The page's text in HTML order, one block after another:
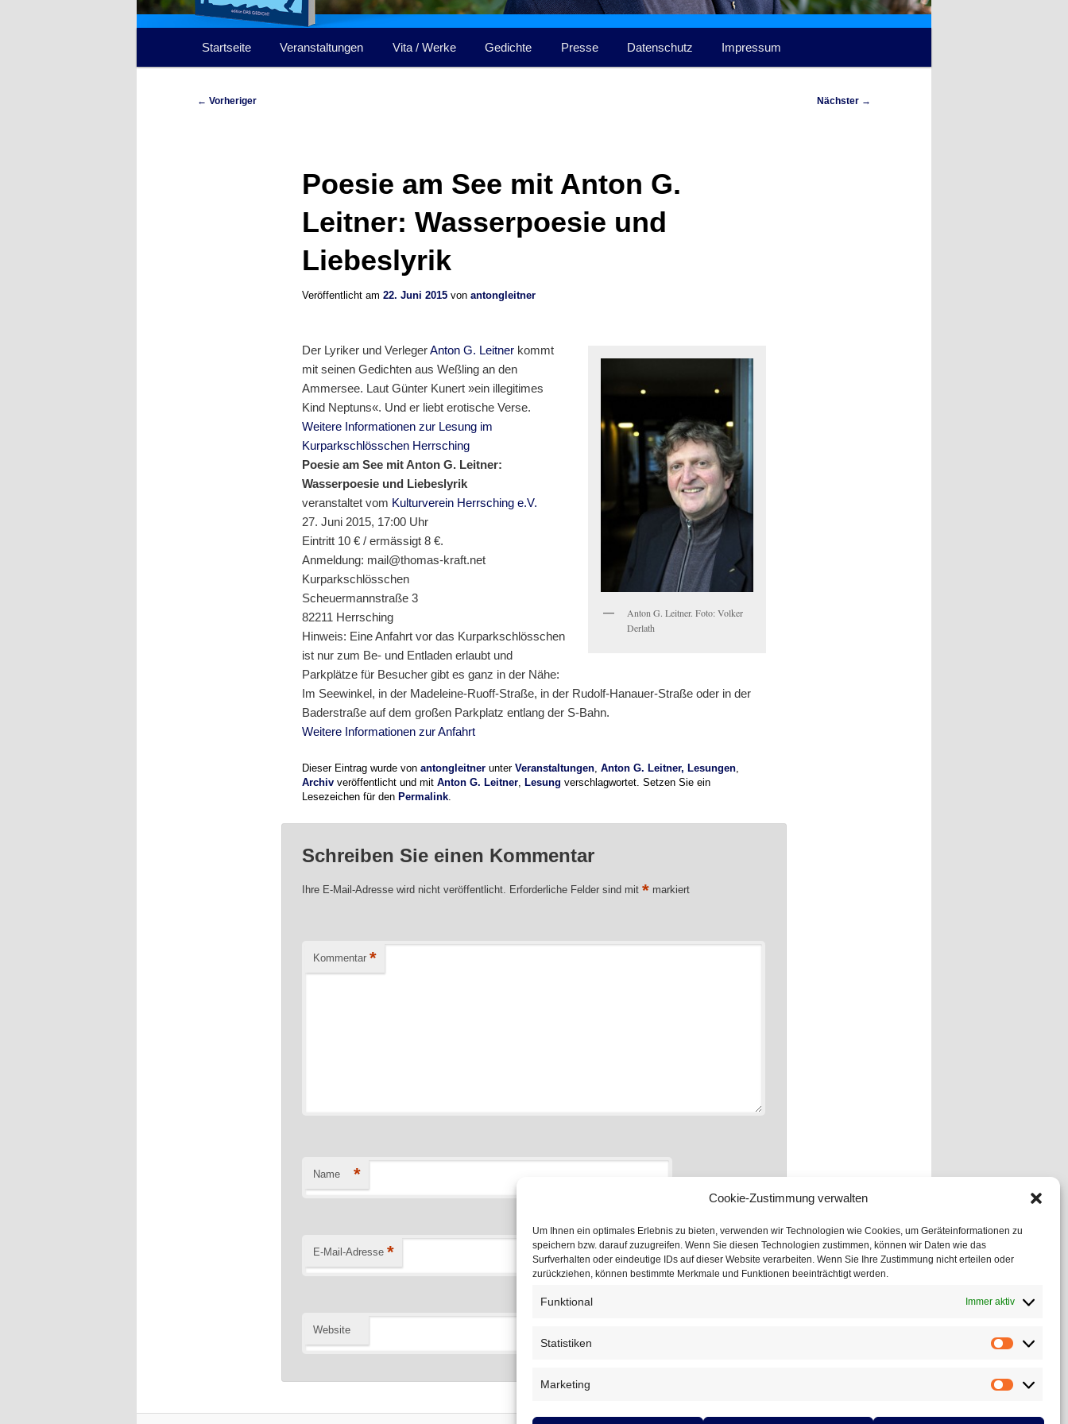
Cookie-Zustimmung verwalten
Um Ihnen ein optimales Erlebnis zu bieten, verwenden wir Technologien wie Cookies, um Geräteinformationen zu
speichern bzw. darauf zuzugreifen. Wenn Sie diesen Technologien zustimmen, können wir Daten wie das
Surfverhalten oder eindeutige IDs auf dieser Website verarbeiten. Wenn Sie Ihre Zustimmung nicht erteilen oder
zurückziehen, können bestimmte Merkmale und Funktionen beeinträchtigt werden.
Funktional Immer aktiv
Statistiken
Statistiken
Marketing
Marketing
Startseite Veranstaltungen Vita / Werke Gedichte Presse Datenschutz Impressum
Beitragsnavigation
← Vorheriger Nächster →
Poesie am See mit Anton G.
Leitner: Wasserpoesie und
Liebeslyrik
Veröffentlicht am 22. Juni 2015 von antongleitner
Anton G. Leitner. Foto: Volker
Derlath
Der Lyriker und VerlegerAnton G. Leitnerkommt
mit seinen Gedichten aus Weßling an den
Ammersee. Laut Günter Kunert »ein illegitimes
Kind Neptuns«. Und er liebt erotische Verse.
Weitere Informationen zur Lesung im
Kurparkschlösschen Herrsching
Poesie am See mit Anton G. Leitner:
Wasserpoesie und Liebeslyrik
veranstaltet vom Kulturverein Herrsching e.V.
27. Juni 2015, 17:00 Uhr
Eintritt 10 € / ermässigt 8 €.
Anmeldung: mail@thomas-kraft.net
Kurparkschlösschen
Scheuermannstraße 3
82211 Herrsching
Hinweis: Eine Anfahrt vor das Kurparkschlösschen
ist nur zum Be- und Entladen erlaubt und
Parkplätze für Besucher gibt es ganz in der Nähe:
Im Seewinkel, in der Madeleine-Ruoff-Straße, in der Rudolf-Hanauer-Straße oder in der
Baderstraße auf dem großen Parkplatz entlang der S-Bahn.
Weitere Informationen zur Anfahrt
Dieser Eintrag wurde von antongleitnerunter Veranstaltungen, Anton G. Leitner, Lesungen,
Archivveröffentlicht und mit Anton G. Leitner, Lesung verschlagwortet. Setzen Sie ein
Lesezeichen für den Permalink.
Schreiben Sie einen Kommentar
Ihre E-Mail-Adresse wird nicht veröffentlicht. Erforderliche Felder sind mit *markiert
Kommentar *
Name *
E-Mail-Adresse *
Website